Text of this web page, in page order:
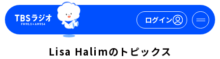
ログイン
Lisa Halimのトピックス